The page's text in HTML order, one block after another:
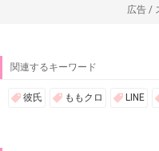
広告 /
関連するキーワード
彼氏 ももクロ LINE